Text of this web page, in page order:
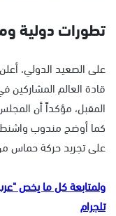
تطورات دولية
على الصعيد الدولي،
قادة العالم
المقبل، مؤكداً أن
كما أوضح مندوب
على تجريد حركة حماس
تلجرام